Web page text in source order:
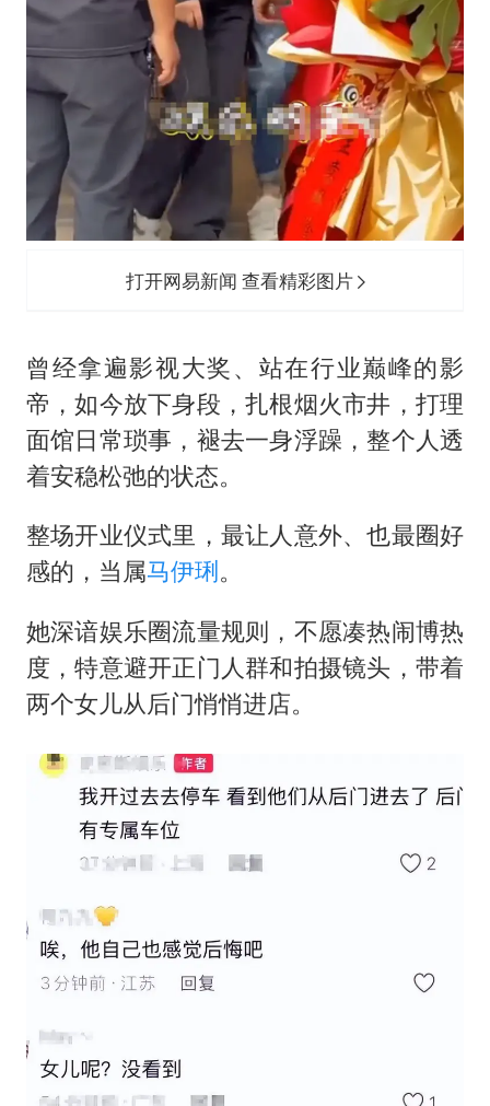
打开网易新闻 查看精彩图片
曾经拿遍影视大奖、站在行业巅峰的影
帝，如今放下身段，扎根烟火市井，打理
面馆日常琐事，褪去一身浮躁，整个人透
着安稳松弛的状态。
整场开业仪式里，最让人意外、也最圈好
感的，当属马伊琍。
她深谙娱乐圈流量规则，不愿凑热闹博热
度，特意避开正门人群和拍摄镜头，带着
两个女儿从后门悄悄进店。